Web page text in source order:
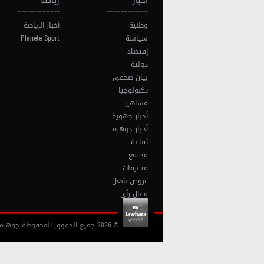
وطنية
سياسة
إقتصاد
دولية
بيان صحفي
تكنولوجيا
مشاهير
أخبار جهوية
أخبار جوهرة
ثقافة
مجتمع
متفرقات
عروض شغل
مقال رأي
أخبار الرياضة
Planète Sport
© 2026 جميع الحقوق المحفوظة جوهرة أف آم تونس |